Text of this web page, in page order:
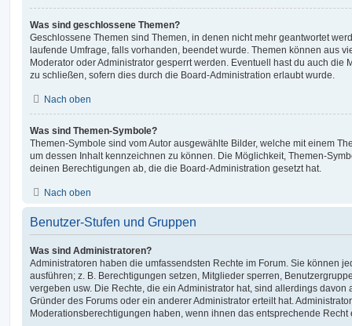
Was sind geschlossene Themen?
Geschlossene Themen sind Themen, in denen nicht mehr geantwortet
laufende Umfrage, falls vorhanden, beendet wurde. Themen können aus
Moderator oder Administrator gesperrt werden. Eventuell hast du auch die
zu schließen, sofern dies durch die Board-Administration erlaubt wurde.
Nach oben
Was sind Themen-Symbole?
Themen-Symbole sind vom Autor ausgewählte Bilder, welche mit einem
um dessen Inhalt kennzeichnen zu können. Die Möglichkeit, Themen-
deinen Berechtigungen ab, die die Board-Administration gesetzt hat.
Nach oben
Benutzer-Stufen und Gruppen
Was sind Administratoren?
Administratoren haben die umfassendsten Rechte im Forum. Sie können
ausführen; z. B. Berechtigungen setzen, Mitglieder sperren,
vergeben usw. Die Rechte, die ein Administrator hat, sind allerdings
Gründer des Forums oder ein anderer Administrator erteilt hat.
Moderationsberechtigungen haben, wenn ihnen das entsprechende Recht